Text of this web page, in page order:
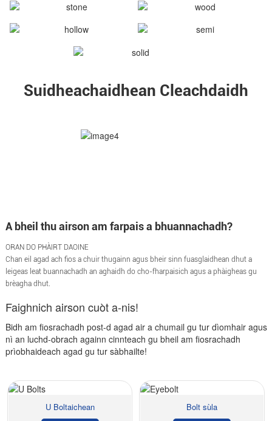
Suidheachaidhean Cleachdaidh
A bheil thu airson am farpais a bhuannachadh?
ORAN DO PHÀIRT DAOINE
Chan eil agad ach fios a chuir thugainn agus bheir sinn fuasglaidhean dhut a
leigeas leat buannachadh an aghaidh do cho-fharpaisich agus a phàigheas gu
brèagha dhut.
Faighnich airson cuòt a-nis!
Bidh am fiosrachadh post-d agad air a chumail gu tur dìomhair agus
nì an luchd-obrach againn cinnteach gu bheil am fiosrachadh
prìobhaideach agad gu tur sàbhailte!
U Boltaichean Bolt sùla